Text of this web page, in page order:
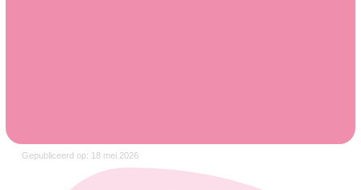
Gepubliceerd op: 18 mei 2026